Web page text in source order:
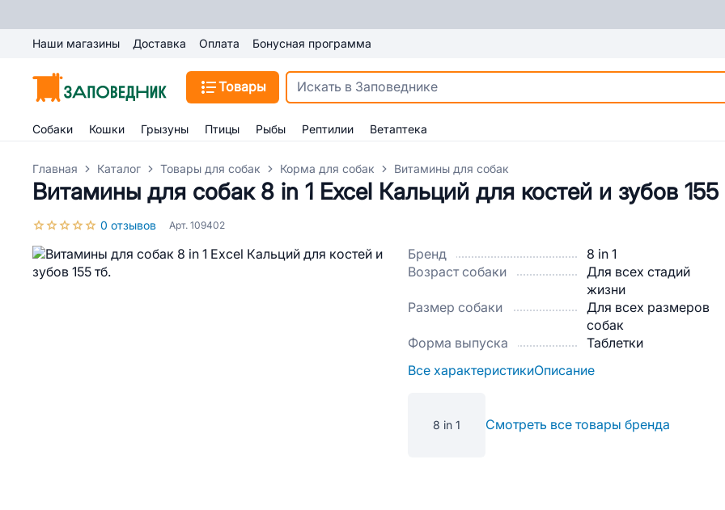
Наши магазины Доставка Оплата Бонусная программа
Товары
Собаки Кошки Грызуны Птицы Рыбы Рептилии Ветаптека
Главная Каталог Товары для собак Корма для собак Витамины для собак
Витамины для собак 8 in 1 Excel Кальций для костей и зубов 155
0 отзывов Арт. 109402
Бренд
8 in 1
Возраст собаки
Для всех стадий
жизни
Размер собаки
Для всех размеров
собак
Форма выпуска
Таблетки
Все характеристикиОписание
8 in 1 Смотреть все товары бренда